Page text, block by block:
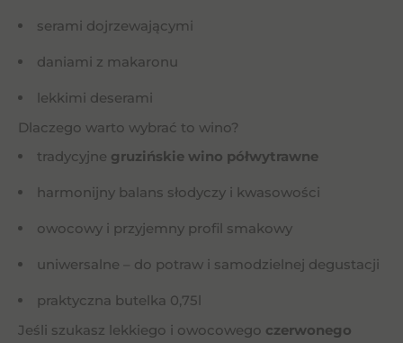
serami dojrzewającymi
daniami z makaronu
lekkimi deserami
Dlaczego warto wybrać to wino?
tradycyjne gruzińskie wino półwytrawne
harmonijny balans słodyczy i kwasowości
owocowy i przyjemny profil smakowy
uniwersalne – do potraw i samodzielnej degustacji
praktyczna butelka 0,75l
Jeśli szukasz lekkiego i owocowego czerwonego